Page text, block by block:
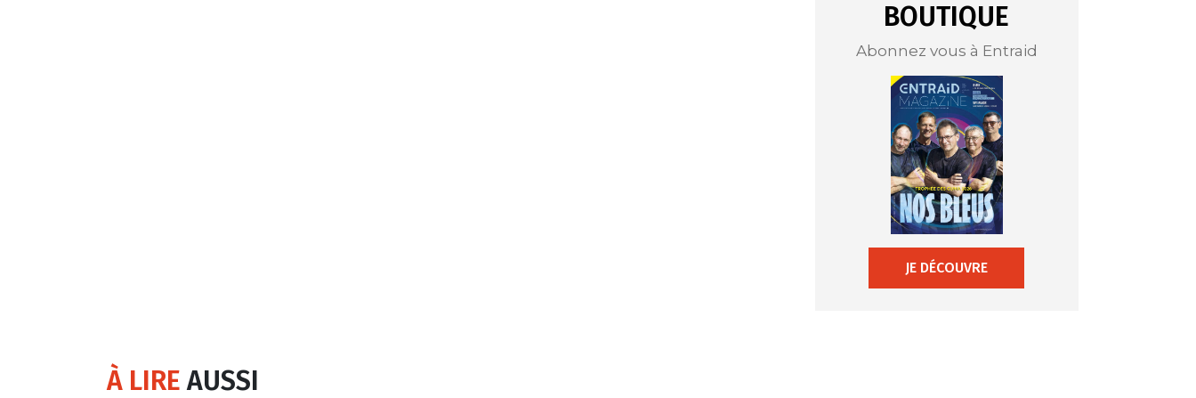
BOUTIQUE
Abonnez vous à Entraid
JE DÉCOUVRE
À LIREAUSSI